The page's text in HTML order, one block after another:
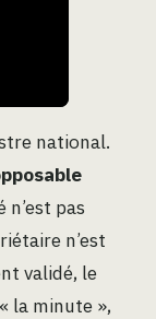
national.
pas
n’est
validé, le
la minute »,